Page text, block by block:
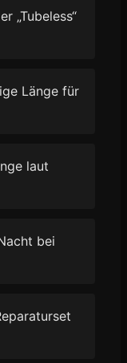
„Tubeless“
Länge für
laut
bei